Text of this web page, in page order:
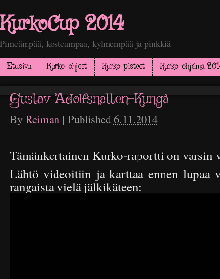
KurkoCup 2014
Pimeämpää, kosteampaa, kylmempää ja pinkkiä
Etusivu Kurko-ohjeet Kurko-pisteet Kurko-ohjelma
Gustav Adolfsnatten-Kungå
By Reiman | Published 6.11.2014
Tämänkertainen Kurko-raportti on varsin
Lähtö videoitiin ja karttaa ennen lupaa
rangaista vielä jälkikäteen: